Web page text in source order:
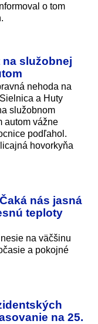
o tom
služobnej
nehoda na
a Huty
služobnom
autom vážne
podľahol.
hovorkyňa
nás jasná
teploty
na väčšinu
a pokojné
na 25.